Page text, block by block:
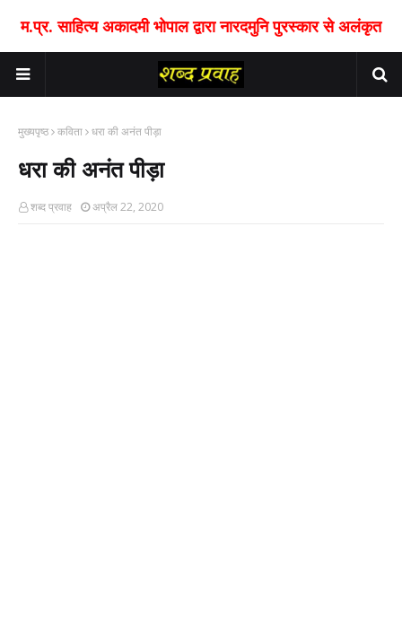
म.प्र. साहित्य अकादमी भोपाल द्वारा नारदमुनि पुरस्कार से अलंकृत
मुख्यपृष्ठ कविता धरा की अनंत पीड़ा
धरा की अनंत पीड़ा
शब्द प्रवाह अप्रैल 22, 2020